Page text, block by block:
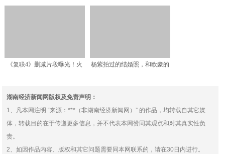
《复联4》删减片段曝光！火
杨紫拍过的结婚照，和欧豪的
湖南经济新闻网版权及免责声明：
1、凡本网注明 “来源：***（非湖南经济新闻网）” 的作品，均转载自其它媒
体，转载目的在于传递更多信息，并不代表本网赞同其观点和对其真实性负
责。
2、如因作品内容、版权和其它问题需要同本网联系的，请在30日内进行。